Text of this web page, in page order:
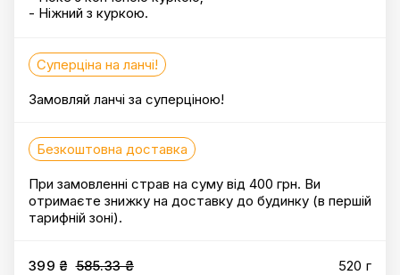
- Ніжний з куркою.
Суперціна на ланчі!
Замовляй ланчі за суперціною!
Безкоштовна доставка
При замовленні страв на суму від 400 грн. Ви
отримаєте знижку на доставку до будинку (в першій
тарифній зоні).
399 ₴ 585.33 ₴ 520 г